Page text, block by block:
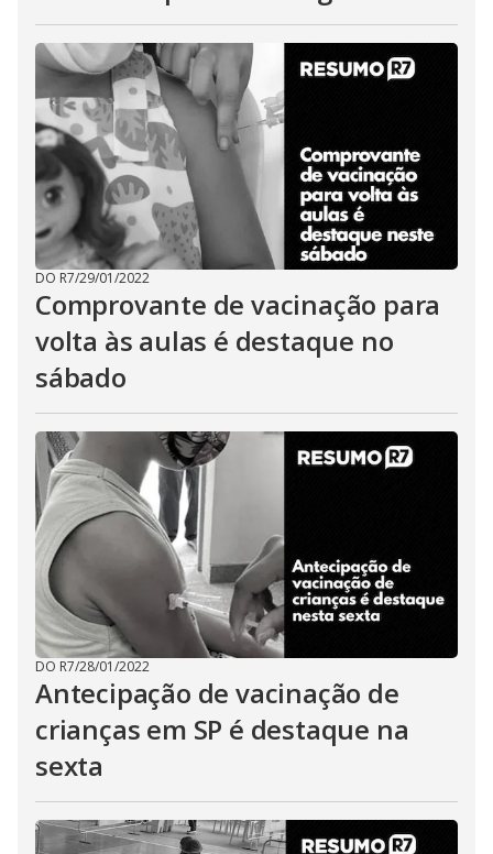
DO R7/29/01/2022
Comprovante de vacinação para
volta às aulas é destaque no
sábado
DO R7/28/01/2022
Antecipação de vacinação de
crianças em SP é destaque na
sexta